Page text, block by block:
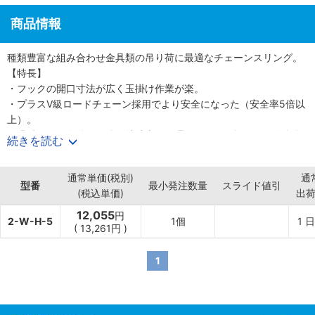
商品情報
種類豊富な組み合わせ金具類の吊り荷に最適なチェーンスリング。
【特長】
・フックの開口寸法が広く玉掛け作業が楽。
・プラスV級ロードチェーン採用でより安全になった（安全率5倍以
上）。
・過酷な使用条件にも強い特殊表面処理チェーンの採用で長寿命化
を実現。
・作業効率を飛躍的に向上させる金具類。
【用途】
・建設現場で資材の搬入に。
・機械加工の金型交換用に。
・倉庫の荷下ろし、荷役、運搬吊り作業に。
続きを読む
型番
通常単価(税別)
(税込単価)
最小発注数量 スライド値引
通
出
2-W-H-5 12,055円
( 13,261円 )
1個 1
1